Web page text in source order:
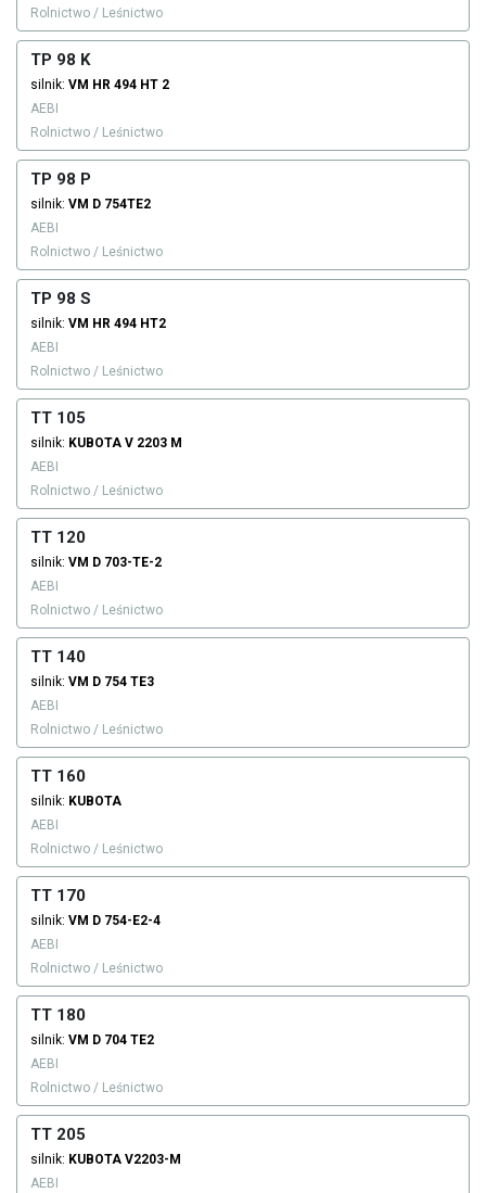
Rolnictwo / Leśnictwo
TP 98 K
silnik: VM HR 494 HT 2
AEBI
Rolnictwo / Leśnictwo
TP 98 P
silnik: VM D 754TE2
AEBI
Rolnictwo / Leśnictwo
TP 98 S
silnik: VM HR 494 HT2
AEBI
Rolnictwo / Leśnictwo
TT 105
silnik: KUBOTA V 2203 M
AEBI
Rolnictwo / Leśnictwo
TT 120
silnik: VM D 703-TE-2
AEBI
Rolnictwo / Leśnictwo
TT 140
silnik: VM D 754 TE3
AEBI
Rolnictwo / Leśnictwo
TT 160
silnik: KUBOTA
AEBI
Rolnictwo / Leśnictwo
TT 170
silnik: VM D 754-E2-4
AEBI
Rolnictwo / Leśnictwo
TT 180
silnik: VM D 704 TE2
AEBI
Rolnictwo / Leśnictwo
TT 205
silnik: KUBOTA V2203-M
AEBI